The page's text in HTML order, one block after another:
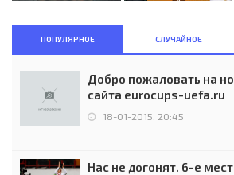
ПОПУЛЯРНОЕ СЛУЧАЙНОЕ
Добро пожаловать на
сайта eurocups-uefa.ru
18-01-2015, 20:45
Нас не догонят. 6-е